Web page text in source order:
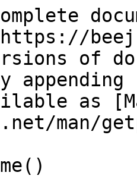
of
as
man/